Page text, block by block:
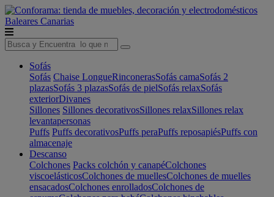
Baleares Canarias
Sofás
Sofás Chaise LongueRinconerasSofás camaSofás 2
plazasSofás 3 plazasSofás de pielSofás relaxSofás
exteriorDivanes
Sillones Sillones decorativosSillones relaxSillones relax
levantapersonas
Puffs Puffs decorativosPuffs peraPuffs reposapiésPuffs con
almacenaje
Descanso
Colchones Packs colchón y canapéColchones
viscoelásticosColchones de muellesColchones de muelles
ensacadosColchones enrolladosColchones de